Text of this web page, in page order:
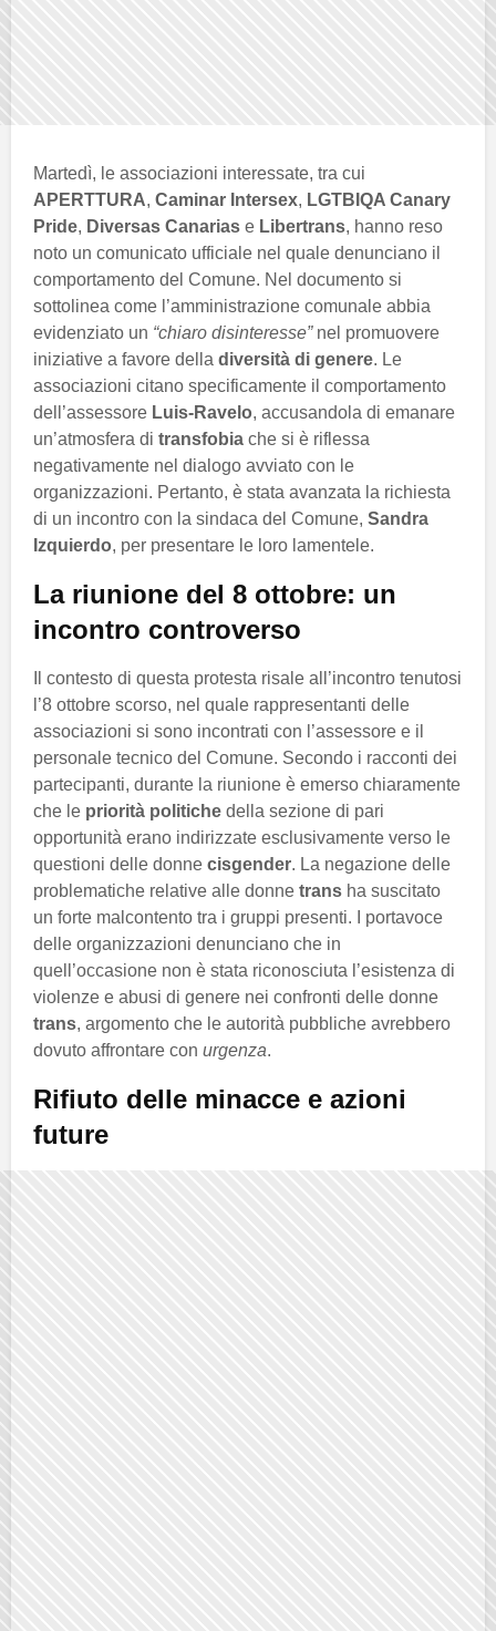
Martedì, le associazioni interessate, tra cui
APERTTURA, Caminar Intersex, LGTBIQA Canary
Pride, Diversas Canarias e Libertrans, hanno reso
noto un comunicato ufficiale nel quale denunciano il
comportamento del Comune. Nel documento si
sottolinea come l’amministrazione comunale abbia
evidenziato un “chiaro disinteresse”nel promuovere
iniziative a favore della diversità di genere. Le
associazioni citano specificamente il comportamento
dell’assessore Luis-Ravelo, accusandola di emanare
un’atmosfera di transfobia che si è riflessa
negativamente nel dialogo avviato con le
organizzazioni. Pertanto, è stata avanzata la richiesta
di un incontro con la sindaca del Comune, Sandra
Izquierdo, per presentare le loro lamentele.
La riunione del 8 ottobre: un
incontro controverso
Il contesto di questa protesta risale all’incontro tenutosi
l’8 ottobre scorso, nel quale rappresentanti delle
associazioni si sono incontrati con l’assessore e il
personale tecnico del Comune. Secondo i racconti dei
partecipanti, durante la riunione è emerso chiaramente
che le priorità politiche della sezione di pari
opportunità erano indirizzate esclusivamente verso le
questioni delle donne cisgender. La negazione delle
problematiche relative alle donne trans ha suscitato
un forte malcontento tra i gruppi presenti. I portavoce
delle organizzazioni denunciano che in
quell’occasione non è stata riconosciuta l’esistenza di
violenze e abusi di genere nei confronti delle donne
trans, argomento che le autorità pubbliche avrebbero
dovuto affrontare con urgenza.
Rifiuto delle minacce e azioni
future